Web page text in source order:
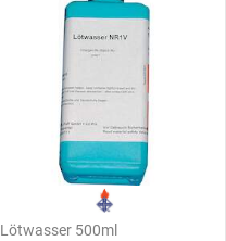
Lötwasser 500ml